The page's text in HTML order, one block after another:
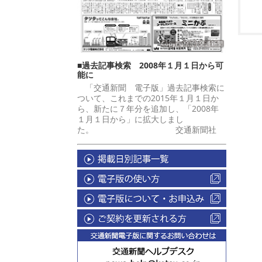
■過去記事検索 2008年１月１日から可
能に
「交通新聞 電子版」過去記事検索に
ついて、これまでの2015年１月１日か
ら、新たに７年分を追加し、「2008年
１月１日から」に拡大しまし
た。 交通新聞社